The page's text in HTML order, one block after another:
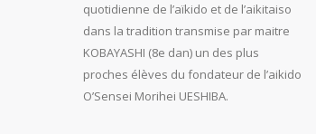
quotidienne de l’aïkido et de l’aikitaiso
dans la tradition transmise par maitre
KOBAYASHI (8e dan) un des plus
proches élèves du fondateur de l’aikido
O’Sensei Morihei UESHIBA.